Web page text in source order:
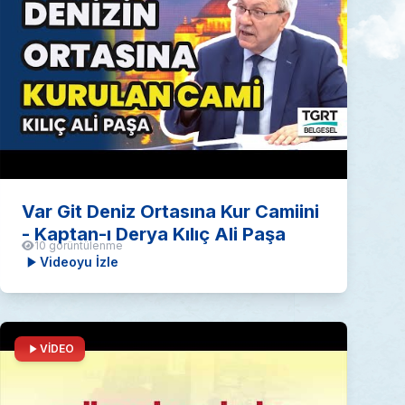
Var Git Deniz Ortasına Kur Camiini
- Kaptan-ı Derya Kılıç Ali Paşa
10 görüntülenme
Videoyu İzle
VİDEO